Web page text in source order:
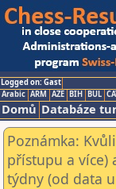
Logged on: Gast
Arabic ARM AZE BIH BUL
Domů Databáze
Poznámka:
přístupu a více)
týdny (od data